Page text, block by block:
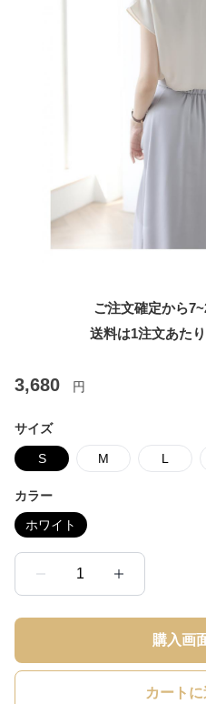
ご注文確定から
送料は1注文あたり
3,680 円
サイズ
S M L
カラー
ホワイト
1
購入画
カート